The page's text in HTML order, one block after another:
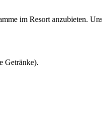
im Resort anzubieten.
Getränke).